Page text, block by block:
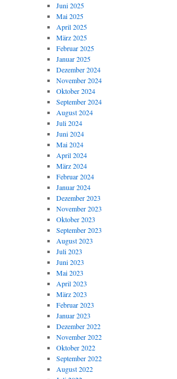
Juni 2025
Mai 2025
April 2025
März 2025
Februar 2025
Januar 2025
Dezember 2024
November 2024
Oktober 2024
September 2024
August 2024
Juli 2024
Juni 2024
Mai 2024
April 2024
März 2024
Februar 2024
Januar 2024
Dezember 2023
November 2023
Oktober 2023
September 2023
August 2023
Juli 2023
Juni 2023
Mai 2023
April 2023
März 2023
Februar 2023
Januar 2023
Dezember 2022
November 2022
Oktober 2022
September 2022
August 2022